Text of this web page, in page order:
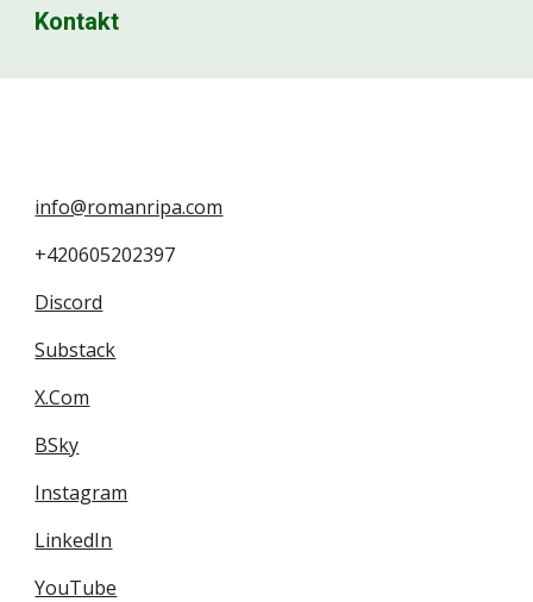
Kontakt
info@romanripa.com
+420605202397
Discord
Substack
X.Com
BSky
Instagram
LinkedIn
YouTube